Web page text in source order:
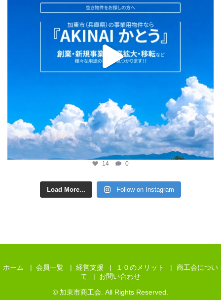
14 0
Load More... Follow on Instagram
ホーム 会員一覧 経営支援 １０のメリット
商工会につい
て
お問い合わせ
© 加東市商工会. All Rights Reserved.